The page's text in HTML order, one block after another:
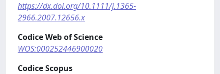
https://dx.doi.org/10.1111/j.1365-
2966.2007.12656.x
Codice Web of Science
WOS:000252446900020
Codice Scopus